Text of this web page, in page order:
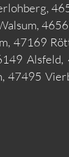
47169
Alsfeld,